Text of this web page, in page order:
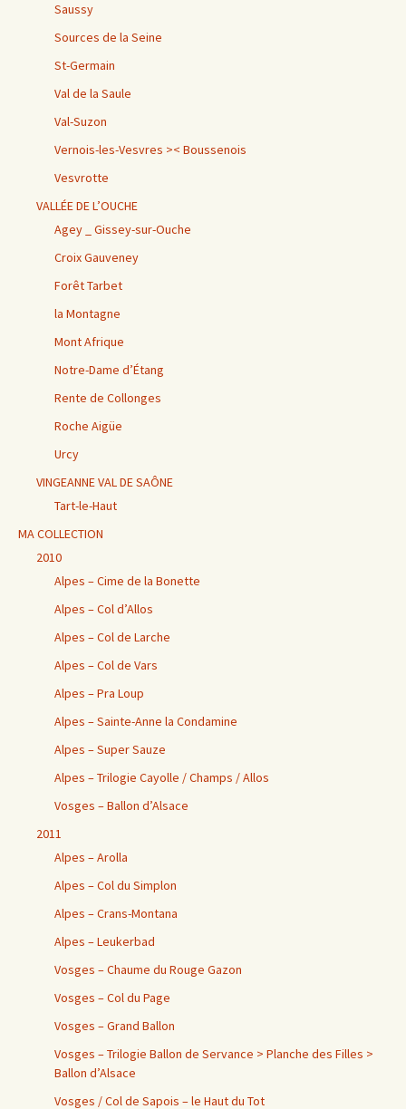
Saussy
Sources de la Seine
St-Germain
Val de la Saule
Val-Suzon
Vernois-les-Vesvres >< Boussenois
Vesvrotte
VALLÉE DE L’OUCHE
Agey _ Gissey-sur-Ouche
Croix Gauveney
Forêt Tarbet
la Montagne
Mont Afrique
Notre-Dame d’Étang
Rente de Collonges
Roche Aigüe
Urcy
VINGEANNE VAL DE SAÔNE
Tart-le-Haut
MA COLLECTION
2010
Alpes – Cime de la Bonette
Alpes – Col d’Allos
Alpes – Col de Larche
Alpes – Col de Vars
Alpes – Pra Loup
Alpes – Sainte-Anne la Condamine
Alpes – Super Sauze
Alpes – Trilogie Cayolle / Champs / Allos
Vosges – Ballon d’Alsace
2011
Alpes – Arolla
Alpes – Col du Simplon
Alpes – Crans-Montana
Alpes – Leukerbad
Vosges – Chaume du Rouge Gazon
Vosges – Col du Page
Vosges – Grand Ballon
Vosges – Trilogie Ballon de Servance > Planche des Filles >
Ballon d’Alsace
Vosges / Col de Sapois – le Haut du Tot